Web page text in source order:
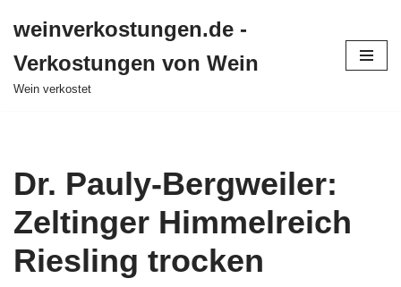
Inhalt
springen
weinverkostungen.de -
Verkostungen von Wein
Wein verkostet
Dr. Pauly-Bergweiler:
Zeltinger Himmelreich
Riesling trocken